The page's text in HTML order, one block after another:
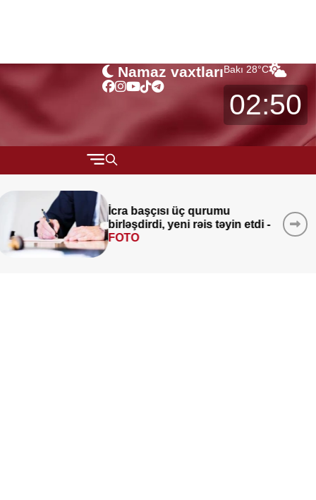
Namaz vaxtlarıBakı 28°C
02:50
MÜSAHİBƏ
MARAQLI
-
Qaydalar TƏSDİQLƏNDİ:1
sentyabr 2026-cı il tarixindən